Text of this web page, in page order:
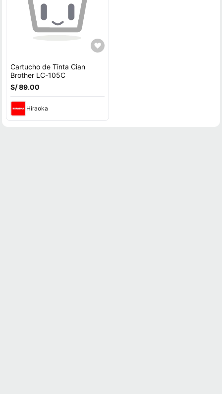
Cartucho de Tinta Cian
Brother LC-105C
S/ 89.00
Hiraoka